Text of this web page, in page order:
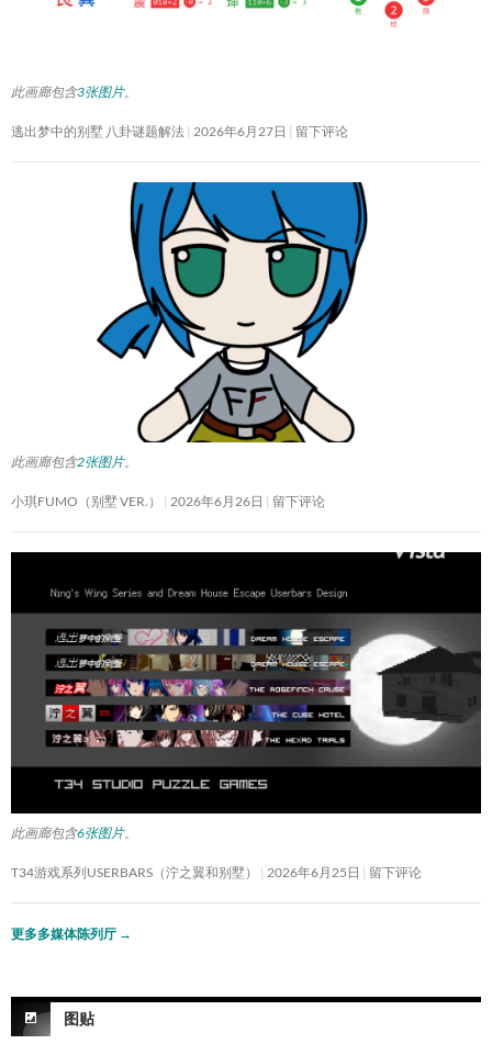
此画廊包含3张图片。
逃出梦中的别墅 八卦谜题解法 2026年6月27日 留下评论
此画廊包含2张图片。
小琪FUMO（别墅 VER.） 2026年6月26日 留下评论
此画廊包含6张图片。
T34游戏系列USERBARS（泞之翼和别墅） 2026年6月25日 留下评论
更多多媒体陈列厅 →
图贴